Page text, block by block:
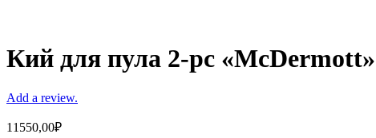
Кий для пула 2-pc «McDermott»
Add a review.
11550,00₽